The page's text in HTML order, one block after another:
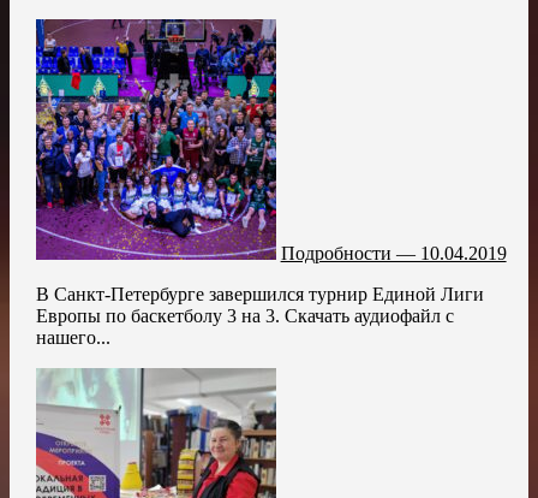
Подробности — 10.04.2019
В Санкт-Петербурге завершился турнир Единой Лиги
Европы по баскетболу 3 на 3. Скачать аудиофайл с
нашего...